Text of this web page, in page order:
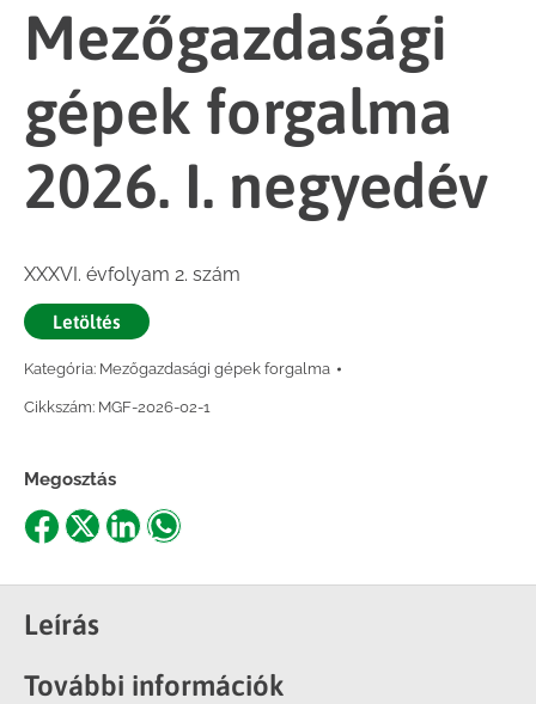
Mezőgazdasági
gépek forgalma
2026. I. negyedév
XXXVI. évfolyam 2. szám
Letöltés
Kategória: Mezőgazdasági gépek forgalma
Cikkszám: MGF-2026-02-1
Megosztás
Share
Facebook
Share
X
ShareShare
Leírás
További információk